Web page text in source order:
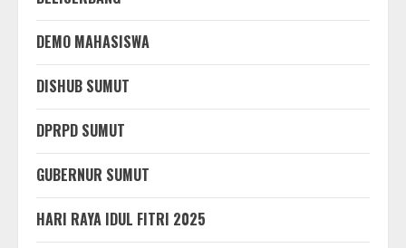
DEMO MAHASISWA
DISHUB SUMUT
DPRPD SUMUT
GUBERNUR SUMUT
HARI RAYA IDUL FITRI 2025